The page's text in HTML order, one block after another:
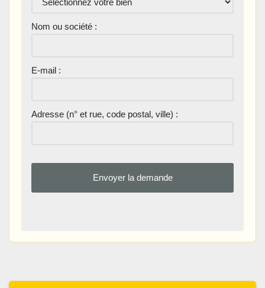
Nom ou société :
E-mail :
Adresse (n° et rue, code postal, ville) :